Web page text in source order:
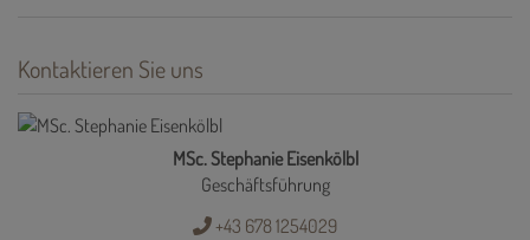
Kontaktieren Sie uns
MSc. Stephanie Eisenkölbl
Geschäftsführung
+43 678 1254029